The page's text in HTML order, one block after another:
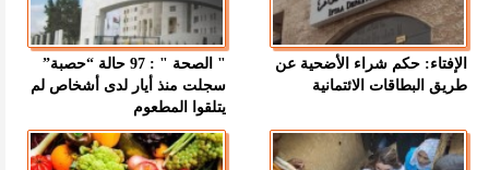
الإفتاء: حكم شراء الأضحية عن
طريق البطاقات الائتمانية
" الصحة " : 97 حالة “حصبة”
سجلت منذ أيار لدى أشخاص لم
يتلقوا المطعوم